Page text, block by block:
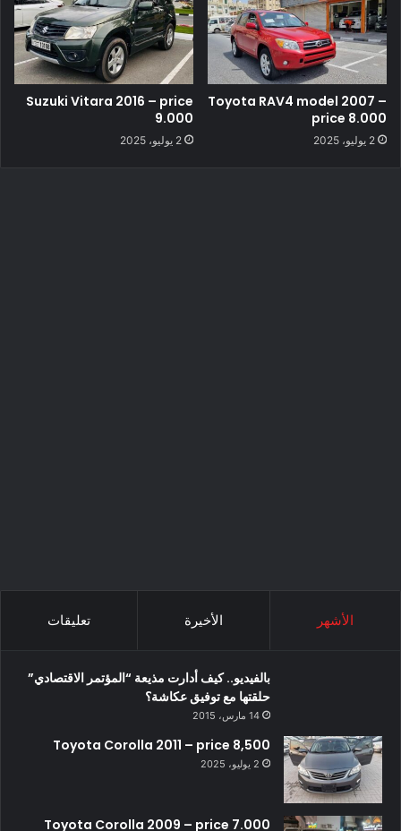
Toyota RAV4 model 2007 –
price 8.000
2 يوليو، 2025
Suzuki Vitara 2016 – price
9.000
2 يوليو، 2025
الأشهر الأخيرة تعليقات
بالفيديو.. كيف أدارت مذيعة “المؤتمر الاقتصادي”
حلقتها مع توفيق عكاشة؟
14 مارس، 2015
Toyota Corolla 2011 – price 8,500
2 يوليو، 2025
Toyota Corolla 2009 – price 7.000